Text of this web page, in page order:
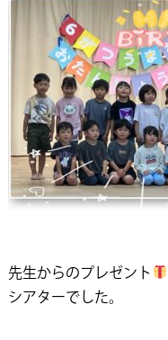
先生からのプレゼント
シアターでした。